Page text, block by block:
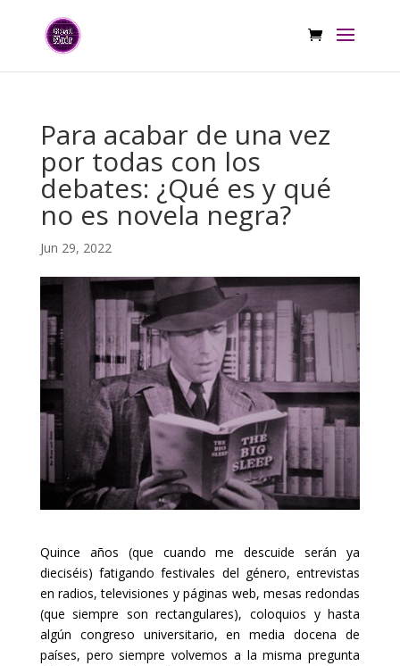
Para acabar de una vez
por todas con los
debates: ¿Qué es y qué
no es novela negra?
Jun 29, 2022
Quince años (que cuando me descuide serán ya
dieciséis) fatigando festivales del género, entrevistas
en radios, televisiones y páginas web, mesas redondas
(que siempre son rectangulares), coloquios y hasta
algún congreso universitario, en media docena de
países, pero siempre volvemos a la misma pregunta